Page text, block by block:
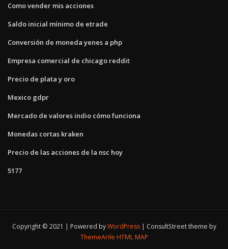
Como vender mis acciones
Saldo inicial mínimo de etrade
Conversión de moneda yenes a php
Empresa comercial de chicago reddit
Precio de plata y oro
Mexico gdpr
Mercado de valores indio cómo funciona
Monedas cortas kraken
Precio de las acciones de la nsc hoy
5177
Copyright © 2021 | Powered byWordPress
ConsultStreet theme by
ThemeArile HTML MAP